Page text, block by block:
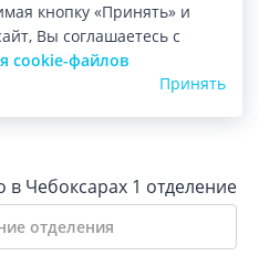
Банкоматы
Список
в Чебоксарах 1 отделение
кнопку «Принять» и
Вы соглашаетесь с
cookie-файлов
Принять